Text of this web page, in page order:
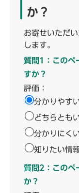
か？
お寄せいただ
します。
質問1：このペ
すか？
評価：
分かりやす
どちらとも
分かりにく
知りたい情
質問2：このペ
か？